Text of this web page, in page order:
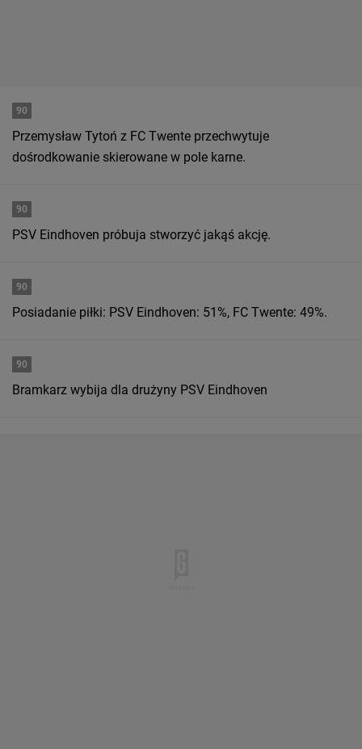
90
Przemysław Tytoń z FC Twente przechwytuje
dośrodkowanie skierowane w pole karne.
90
PSV Eindhoven próbuja stworzyć jakąś akcję.
90
Posiadanie piłki: PSV Eindhoven: 51%, FC Twente: 49%.
90
Bramkarz wybija dla drużyny PSV Eindhoven